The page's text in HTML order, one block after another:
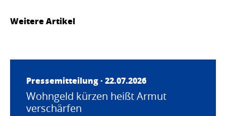
Weitere Artikel
Pressemitteilung · 22.07.2026
Wohngeld kürzen heißt Armut
verschärfen